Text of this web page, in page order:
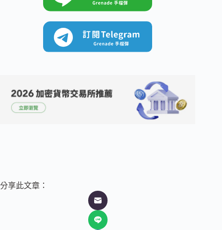
分享此文章：